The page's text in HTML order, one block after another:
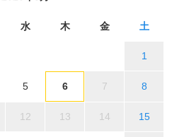
水 木 金 土
1
5 6 7 8
12 13 14 15